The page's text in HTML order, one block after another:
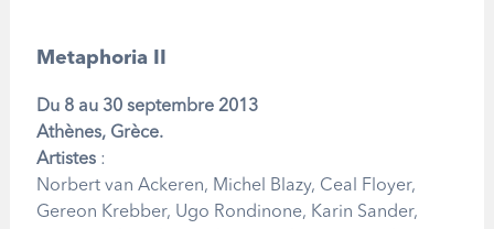
Metaphoria II
Du 8 au 30 septembre 2013
Athènes, Grèce.
Artistes:
Norbert van Ackeren, Michel Blazy, Ceal Floyer,
Gereon Krebber, Ugo Rondinone, Karin Sander,